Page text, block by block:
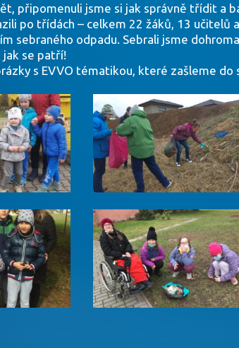
připomenuli jsme si jak správně třídit a
po třídách – celkem 22 žáků, 13
sebraného odpadu. Sebrali jsme
jak se patří!
s EVVO tématikou, které zašleme do